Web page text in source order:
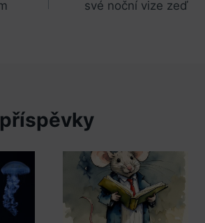
své noční vize zeď